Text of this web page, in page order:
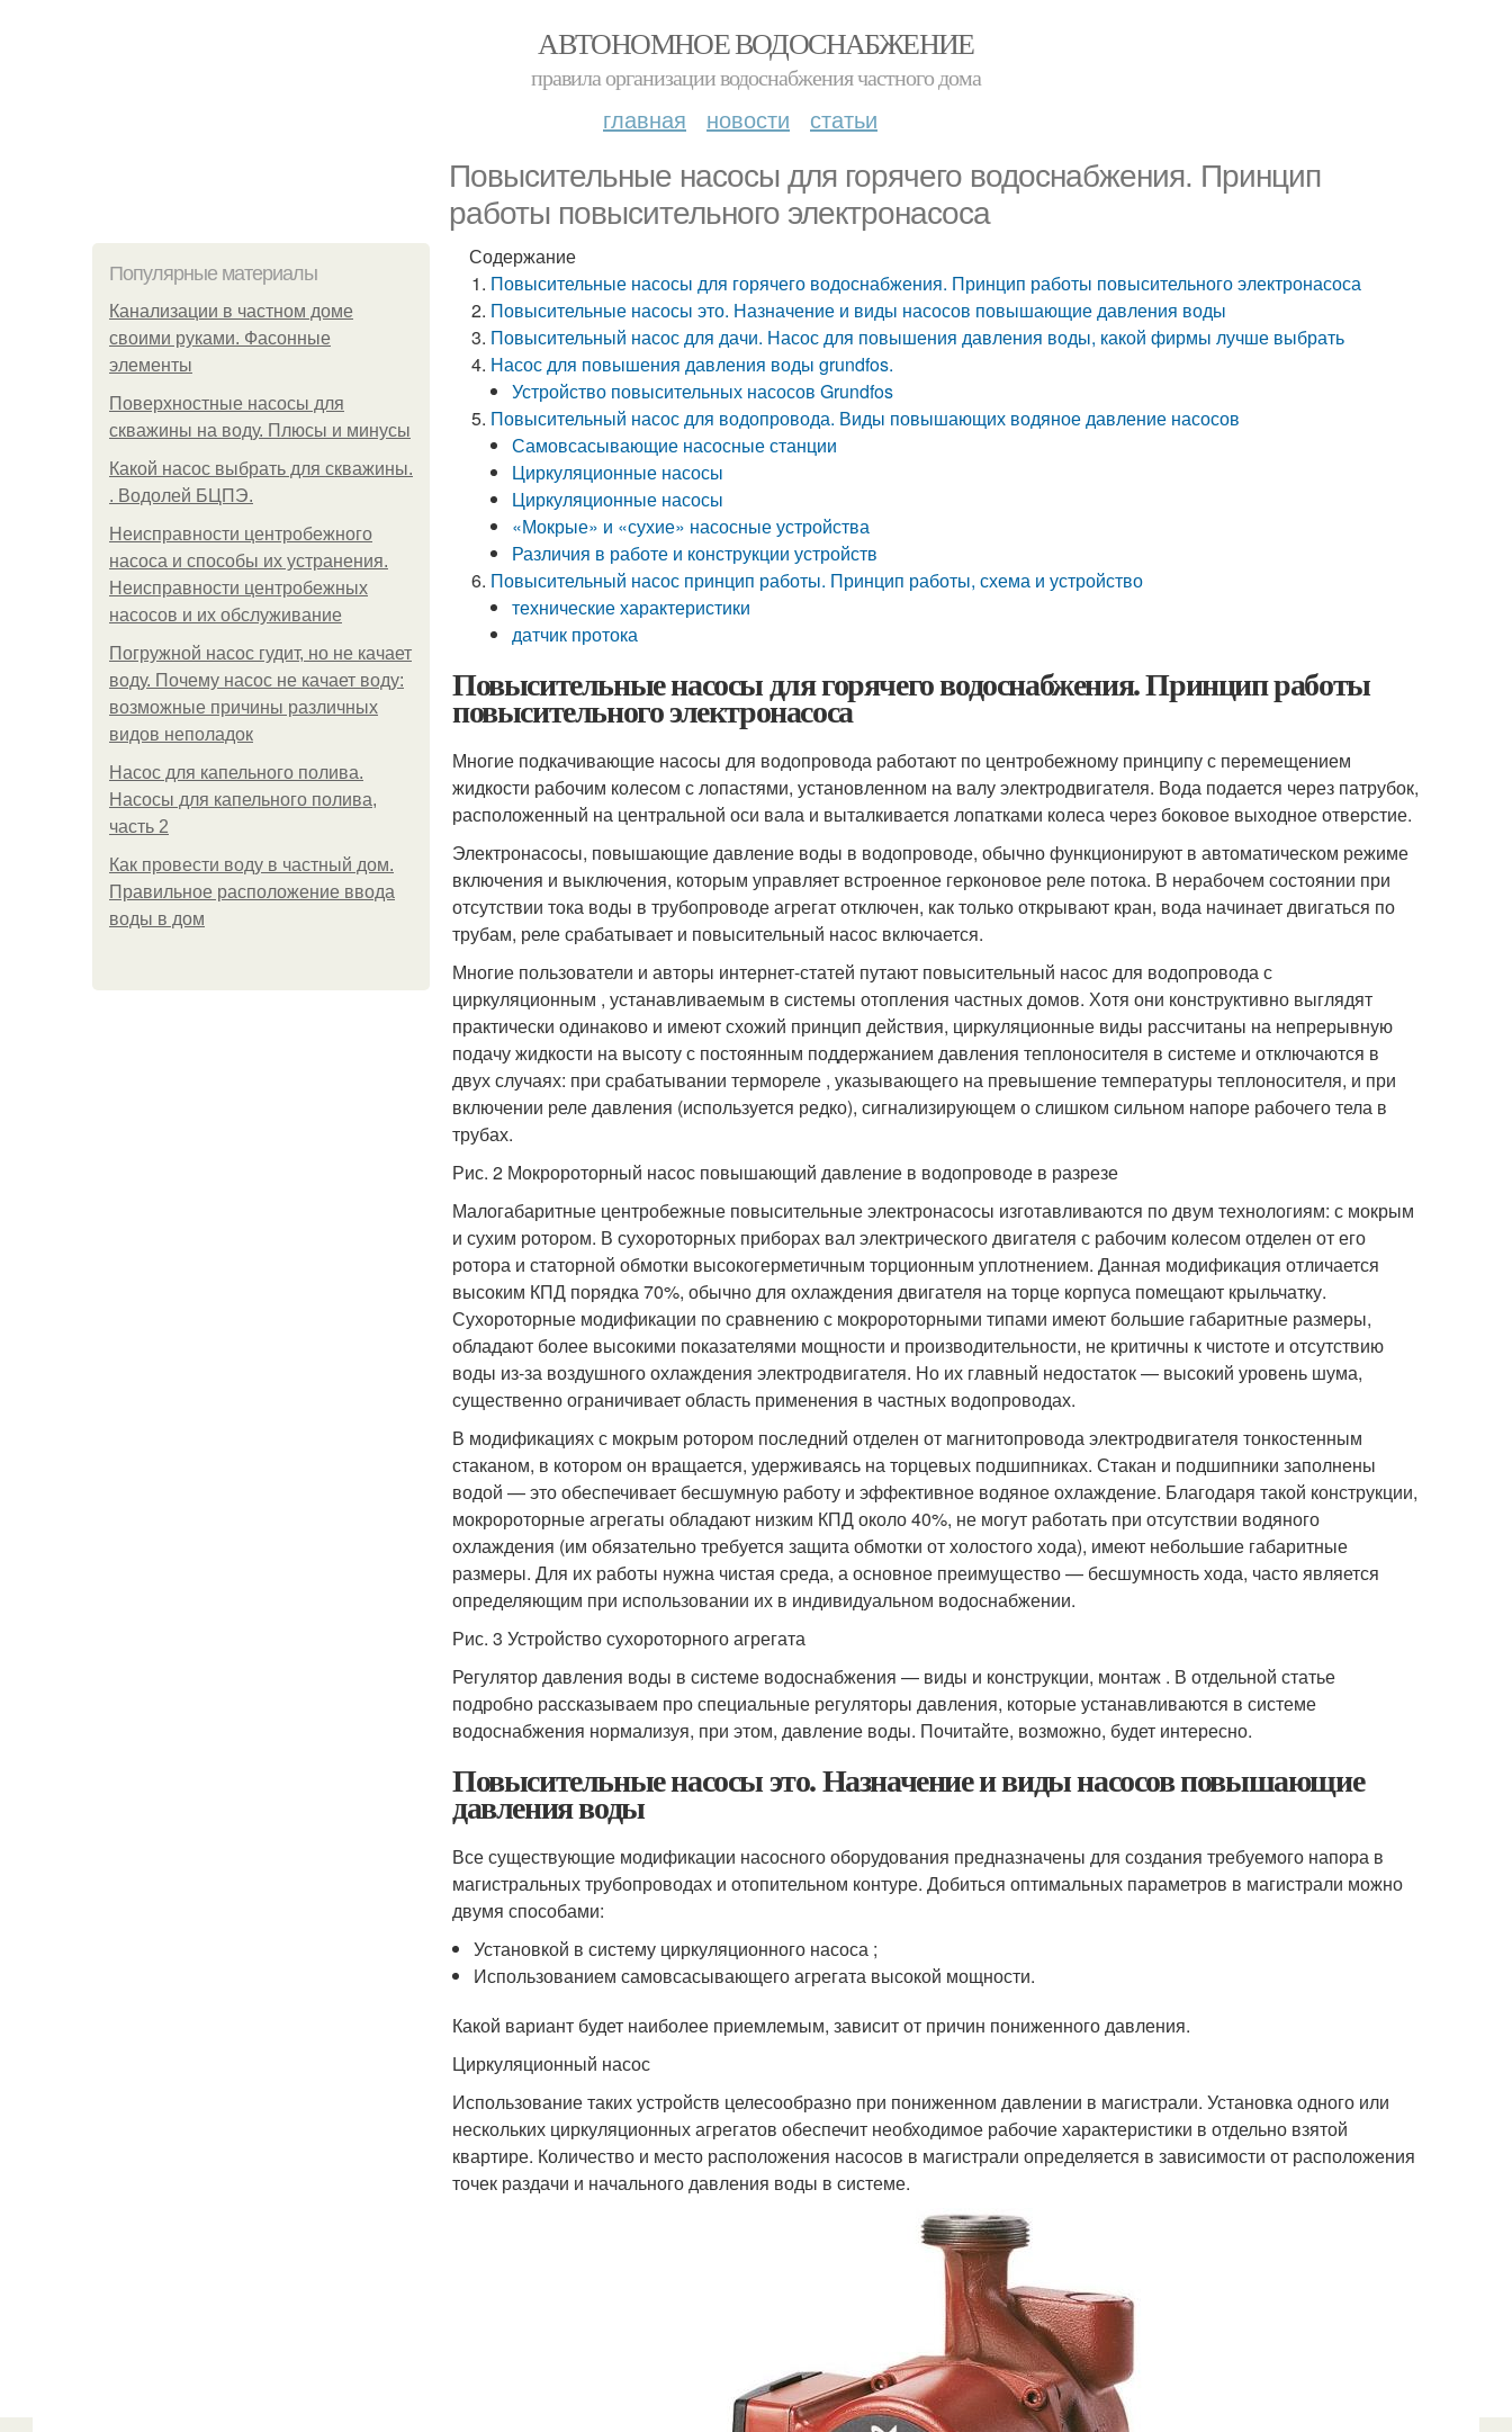
АВТОНОМНОЕ ВОДОСНАБЖЕНИЕ
правила организации водоснабжения частного дома
главная новости статьи
Повысительные насосы для горячего водоснабжения. Принцип
работы повысительного электронасоса
Популярные материалы
Канализации в частном доме
своими руками. Фасонные
элементы
Поверхностные насосы для
скважины на воду. Плюсы и минусы
Какой насос выбрать для скважины.
. Водолей БЦПЭ.
Неисправности центробежного
насоса и способы их устранения.
Неисправности центробежных
насосов и их обслуживание
Погружной насос гудит, но не качает
воду. Почему насос не качает воду:
возможные причины различных
видов неполадок
Насос для капельного полива.
Насосы для капельного полива,
часть 2
Как провести воду в частный дом.
Правильное расположение ввода
воды в дом
Содержание
Повысительные насосы для горячего водоснабжения. Принцип работы повысительного электронасоса
Повысительные насосы это. Назначение и виды насосов повышающие давления воды
Повысительный насос для дачи. Насос для повышения давления воды, какой фирмы лучше выбрать
Насос для повышения давления воды grundfos.
Устройство повысительных насосов Grundfos
Повысительный насос для водопровода. Виды повышающих водяное давление насосов
Самовсасывающие насосные станции
Циркуляционные насосы
Циркуляционные насосы
«Мокрые» и «сухие» насосные устройства
Различия в работе и конструкции устройств
Повысительный насос принцип работы. Принцип работы, схема и устройство
технические характеристики
датчик протока
Повысительные насосы для горячего водоснабжения. Принцип работы
повысительного электронасоса
Многие подкачивающие насосы для водопровода работают по центробежному принципу с перемещением
жидкости рабочим колесом с лопастями, установленном на валу электродвигателя. Вода подается через патрубок,
расположенный на центральной оси вала и выталкивается лопатками колеса через боковое выходное отверстие.
Электронасосы, повышающие давление воды в водопроводе, обычно функционируют в автоматическом режиме
включения и выключения, которым управляет встроенное герконовое реле потока. В нерабочем состоянии при
отсутствии тока воды в трубопроводе агрегат отключен, как только открывают кран, вода начинает двигаться по
трубам, реле срабатывает и повысительный насос включается.
Многие пользователи и авторы интернет-статей путают повысительный насос для водопровода с
циркуляционным , устанавливаемым в системы отопления частных домов. Хотя они конструктивно выглядят
практически одинаково и имеют схожий принцип действия, циркуляционные виды рассчитаны на непрерывную
подачу жидкости на высоту с постоянным поддержанием давления теплоносителя в системе и отключаются в
двух случаях: при срабатывании термореле , указывающего на превышение температуры теплоносителя, и при
включении реле давления (используется редко), сигнализирующем о слишком сильном напоре рабочего тела в
трубах.
Рис. 2 Мокророторный насос повышающий давление в водопроводе в разрезе
Малогабаритные центробежные повысительные электронасосы изготавливаются по двум технологиям: с мокрым
и сухим ротором. В сухороторных приборах вал электрического двигателя с рабочим колесом отделен от его
ротора и статорной обмотки высокогерметичным торционным уплотнением. Данная модификация отличается
высоким КПД порядка 70%, обычно для охлаждения двигателя на торце корпуса помещают крыльчатку.
Сухороторные модификации по сравнению с мокророторными типами имеют большие габаритные размеры,
обладают более высокими показателями мощности и производительности, не критичны к чистоте и отсутствию
воды из-за воздушного охлаждения электродвигателя. Но их главный недостаток — высокий уровень шума,
существенно ограничивает область применения в частных водопроводах.
В модификациях с мокрым ротором последний отделен от магнитопровода электродвигателя тонкостенным
стаканом, в котором он вращается, удерживаясь на торцевых подшипниках. Стакан и подшипники заполнены
водой — это обеспечивает бесшумную работу и эффективное водяное охлаждение. Благодаря такой конструкции,
мокророторные агрегаты обладают низким КПД около 40%, не могут работать при отсутствии водяного
охлаждения (им обязательно требуется защита обмотки от холостого хода), имеют небольшие габаритные
размеры. Для их работы нужна чистая среда, а основное преимущество — бесшумность хода, часто является
определяющим при использовании их в индивидуальном водоснабжении.
Рис. 3 Устройство сухороторного агрегата
Регулятор давления воды в системе водоснабжения — виды и конструкции, монтаж . В отдельной статье
подробно рассказываем про специальные регуляторы давления, которые устанавливаются в системе
водоснабжения нормализуя, при этом, давление воды. Почитайте, возможно, будет интересно.
Повысительные насосы это. Назначение и виды насосов повышающие
давления воды
Все существующие модификации насосного оборудования предназначены для создания требуемого напора в
магистральных трубопроводах и отопительном контуре. Добиться оптимальных параметров в магистрали можно
двумя способами:
Установкой в систему циркуляционного насоса ;
Использованием самовсасывающего агрегата высокой мощности.
Какой вариант будет наиболее приемлемым, зависит от причин пониженного давления.
Циркуляционный насос
Использование таких устройств целесообразно при пониженном давлении в магистрали. Установка одного или
нескольких циркуляционных агрегатов обеспечит необходимое рабочие характеристики в отдельно взятой
квартире. Количество и место расположения насосов в магистрали определяется в зависимости от расположения
точек раздачи и начального давления воды в системе.